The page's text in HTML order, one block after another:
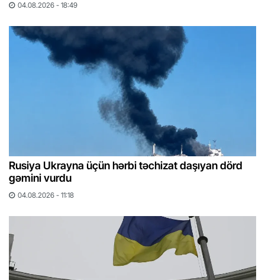
04.08.2026 - 18:49
Rusiya Ukrayna üçün hərbi təchizat daşıyan dörd
gəmini vurdu
04.08.2026 - 11:18